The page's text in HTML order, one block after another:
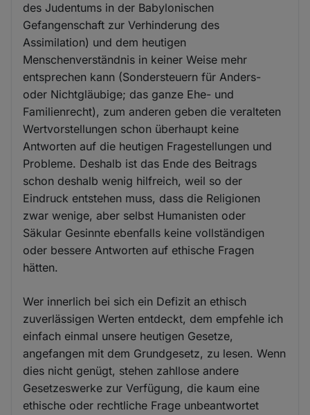
des Judentums in der Babylonischen
Gefangenschaft zur Verhinderung des
Assimilation) und dem heutigen
Menschenverständnis in keiner Weise mehr
entsprechen kann (Sondersteuern für Anders-
oder Nichtgläubige; das ganze Ehe- und
Familienrecht), zum anderen geben die veralteten
Wertvorstellungen schon überhaupt keine
Antworten auf die heutigen Fragestellungen und
Probleme. Deshalb ist das Ende des Beitrags
schon deshalb wenig hilfreich, weil so der
Eindruck entstehen muss, dass die Religionen
zwar wenige, aber selbst Humanisten oder
Säkular Gesinnte ebenfalls keine vollständigen
oder bessere Antworten auf ethische Fragen
hätten.
Wer innerlich bei sich ein Defizit an ethisch
zuverlässigen Werten entdeckt, dem empfehle ich
einfach einmal unsere heutigen Gesetze,
angefangen mit dem Grundgesetz, zu lesen. Wenn
dies nicht genügt, stehen zahllose andere
Gesetzeswerke zur Verfügung, die kaum eine
ethische oder rechtliche Frage unbeantwortet